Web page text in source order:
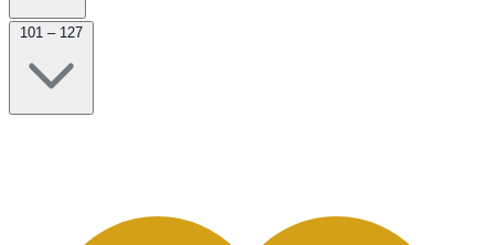
101 – 127